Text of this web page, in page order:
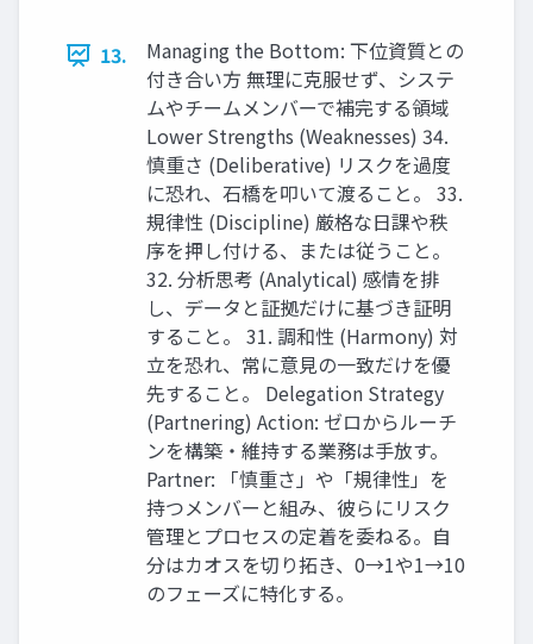
13.
Managing the Bottom: 下位資質との
付き合い方 無理に克服せず、システ
ムやチームメンバーで補完する領域
Lower Strengths (Weaknesses) 34.
慎重さ (Deliberative) リスクを過度
に恐れ、石橋を叩いて渡ること。 33.
規律性 (Discipline) 厳格な日課や秩
序を押し付ける、または従うこと。
32. 分析思考 (Analytical) 感情を排
し、データと証拠だけに基づき証明
すること。 31. 調和性 (Harmony) 対
立を恐れ、常に意見の一致だけを優
先すること。 Delegation Strategy
(Partnering) Action: ゼロからルーチ
ンを構築・維持する業務は手放す。
Partner: 「慎重さ」や「規律性」を
持つメンバーと組み、彼らにリスク
管理とプロセスの定着を委ねる。自
分はカオスを切り拓き、0→1や1→10
のフェーズに特化する。